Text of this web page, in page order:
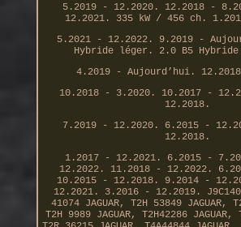
5.2019 - 12.2020. 12.2018 -
12.2021. 335 kW / 456 ch.
5.2021 - 12.2022. 9.2019 -
Hybride léger. 2.0 B5 Hybride
4.2019 - Aujourd’hui.
10.2018 - 3.2020. 10.2017 -
12.2018.
7.2019 - 12.2020. 6.2015 -
12.2018.
1.2017 - 12.2021. 6.2015 -
12.2022. 11.2018 - 12.2022.
10.2015 - 12.2018. 9.2014 -
12.2021. 3.2016 - 12.2019.
41074 JAGUAR, T2H 53849 JAGUAR,
T2H 9989 JAGUAR, T2H42286 JAGUAR,